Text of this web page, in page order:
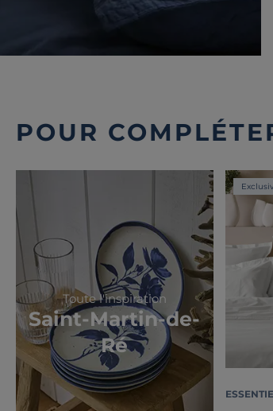
POUR
Toute l'inspiration
Saint-Martin-de-
Ré